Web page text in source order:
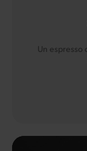
Un espresso